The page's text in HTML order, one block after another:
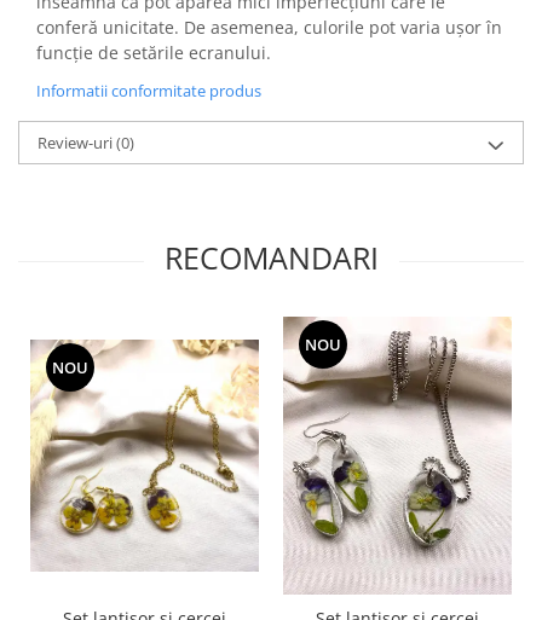
conferă unicitate. De asemenea, culorile pot varia ușor în
funcție de setările ecranului.
Informatii conformitate produs
Review-uri(0)
RECOMANDARI
NOU
NOU